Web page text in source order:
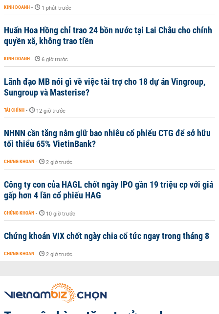
KINH DOANH - 1 phút trước
Huấn Hoa Hồng chỉ trao 24 bồn nước tại Lai Châu cho chính
quyền xã, không trao tiền
KINH DOANH - 6 giờ trước
Lãnh đạo MB nói gì về việc tài trợ cho 18 dự án Vingroup,
Sungroup và Masterise?
TÀI CHÍNH - 12 giờ trước
NHNN cần tăng nắm giữ bao nhiêu cổ phiếu CTG để sở hữu
tối thiểu 65% VietinBank?
CHỨNG KHOÁN - 2 giờ trước
Công ty con của HAGL chốt ngày IPO gần 19 triệu cp với giá
gấp hơn 4 lần cổ phiếu HAG
CHỨNG KHOÁN - 10 giờ trước
Chứng khoán VIX chốt ngày chia cổ tức ngay trong tháng 8
CHỨNG KHOÁN - 2 giờ trước